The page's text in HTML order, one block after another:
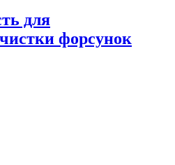
для
форсунок